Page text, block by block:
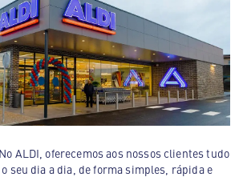
ALDI, oferecemos aos nossos clientes tudo
seu dia a dia, de forma simples, rápida e